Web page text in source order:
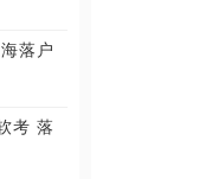
落户
考 落